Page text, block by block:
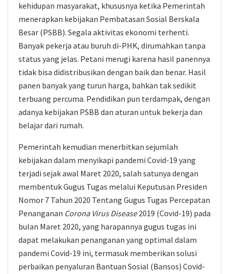
kehidupan masyarakat, khususnya ketika Pemerintah
menerapkan kebijakan Pembatasan Sosial Berskala
Besar (PSBB). Segala aktivitas ekonomi terhenti.
Banyak pekerja atau buruh di-PHK, dirumahkan tanpa
status yang jelas. Petani merugi karena hasil panennya
tidak bisa didistribusikan dengan baik dan benar. Hasil
panen banyak yang turun harga, bahkan tak sedikit
terbuang percuma. Pendidikan pun terdampak, dengan
adanya kebijakan PSBB dan aturan untuk bekerja dan
belajar dari rumah.
Pemerintah kemudian menerbitkan sejumlah
kebijakan dalam menyikapi pandemi Covid-19 yang
terjadi sejak awal Maret 2020, salah satunya dengan
membentuk Gugus Tugas melalui Keputusan Presiden
Nomor 7 Tahun 2020 Tentang Gugus Tugas Percepatan
Penanganan Corona Virus Disease2019 (Covid-19) pada
bulan Maret 2020, yang harapannya gugus tugas ini
dapat melakukan penanganan yang optimal dalam
pandemi Covid-19 ini, termasuk memberikan solusi
perbaikan penyaluran Bantuan Sosial (Bansos) Covid-